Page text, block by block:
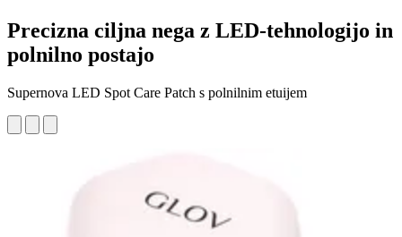
Precizna ciljna nega z LED-tehnologijo in
polnilno postajo
Supernova LED Spot Care Patch s polnilnim etuijem